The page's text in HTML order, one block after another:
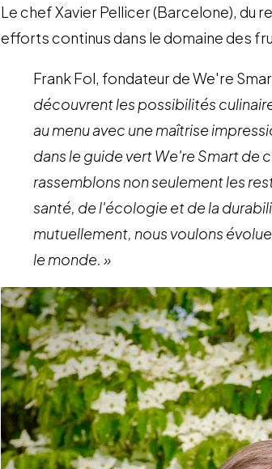
Le chef Xavier Pellicer (Barcelone), du
efforts continus dans le domaine des
Frank Fol, fondateur de We're
découvrent les possibilités
au menu avec une maîtrise
dans le guide vert We're Smart de
rassemblons non seulement les
santé, de l'écologie et de la
mutuellement, nous voulons
le monde. »